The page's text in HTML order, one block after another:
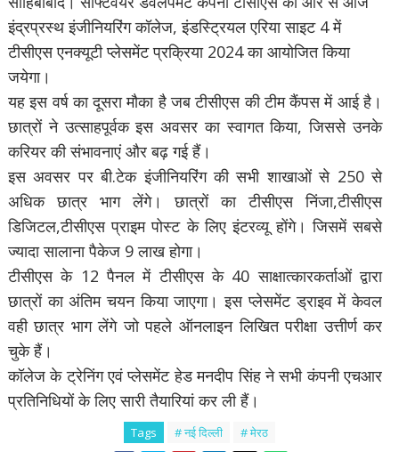
इंद्रप्रस्थ इंजीनियरिंग कॉलेज, इंडस्ट्रियल एरिया साइट 4 में
टीसीएस एनक्यूटी प्लेसमेंट प्रक्रिया 2024 का आयोजित किया
जयेगा।
यह इस वर्ष का दूसरा मौका है जब टीसीएस की टीम कैंपस में आई है।
छात्रों ने उत्साहपूर्वक इस अवसर का स्वागत किया, जिससे उनके
करियर की संभावनाएं और बढ़ गई हैं।
इस अवसर पर बी.टेक इंजीनियरिंग की सभी शाखाओं से 250 से
अधिक छात्र भाग लेंगे। छात्रों का टीसीएस निंजा,टीसीएस
डिजिटल,टीसीएस प्राइम पोस्ट के लिए इंटरव्यू होंगे। जिसमें सबसे
ज्यादा सालाना पैकेज 9 लाख होगा।
टीसीएस के 12 पैनल में टीसीएस के 40 साक्षात्कारकर्ताओं द्वारा
छात्रों का अंतिम चयन किया जाएगा। इस प्लेसमेंट ड्राइव में केवल
वही छात्र भाग लेंगे जो पहले ऑनलाइन लिखित परीक्षा उत्तीर्ण कर
चुके हैं।
कॉलेज के ट्रेनिंग एवं प्लेसमेंट हेड मनदीप सिंह ने सभी कंपनी एचआर
प्रतिनिधियों के लिए सारी तैयारियां कर ली हैं।
Tags # नई द‍िल्ली # मेरठ